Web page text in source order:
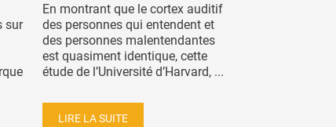
sur
En montrant que le cortex auditif
des personnes qui entendent et
des personnes malentendantes
est quasiment identique, cette
étude de l’Université d’Harvard, ...
LIRE LA SUITE